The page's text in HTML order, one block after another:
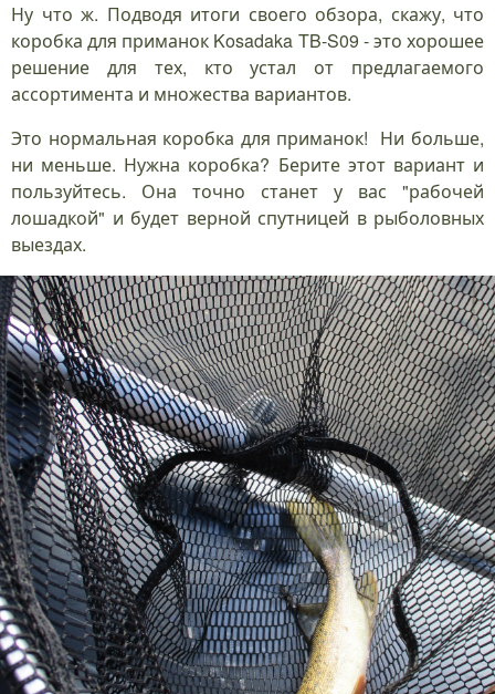
Ну что ж. Подводя итоги своего обзора, скажу, что
коробка для приманок Kosadaka TB-S09 - это хорошее
решение для тех, кто устал от предлагаемого
ассортимента и множества вариантов.
Это нормальная коробка для приманок! Ни больше,
ни меньше. Нужна коробка? Берите этот вариант и
пользуйтесь. Она точно станет у вас "рабочей
лошадкой" и будет верной спутницей в рыболовных
выездах.